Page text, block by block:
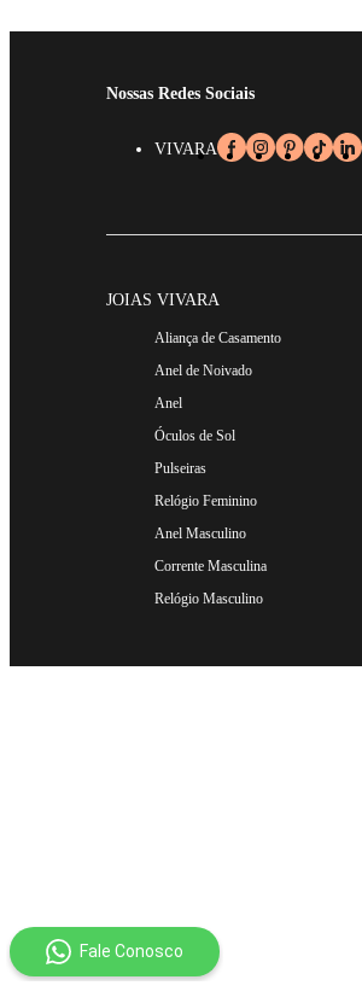
Nossas Redes Sociais
VIVARA
JOIAS VIVARA
Aliança de Casamento
Anel de Noivado
Anel
Óculos de Sol
Pulseiras
Relógio Feminino
Anel Masculino
Corrente Masculina
Relógio Masculino